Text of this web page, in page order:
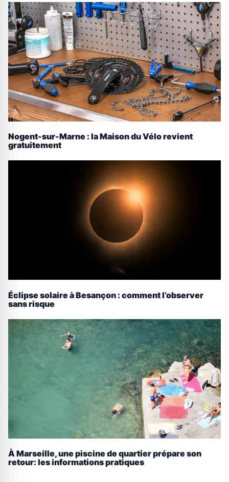
Nogent-sur-Marne : la Maison du Vélo revient
gratuitement
Éclipse solaire à Besançon : comment l’observer
sans risque
À Marseille, une piscine de quartier prépare son
retour: les informations pratiques